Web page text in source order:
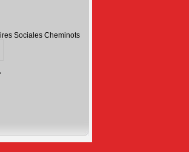
Sociales Cheminots